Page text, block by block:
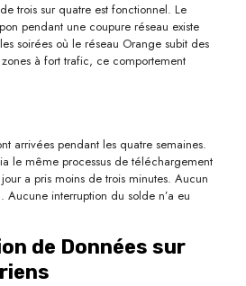
trois sur quatre est fonctionnel. Le
pendant une coupure réseau existe
soirées où le réseau Orange subit des
à fort trafic, ce comportement
arrivées pendant les quatre semaines.
le même processus de téléchargement
a pris moins de trois minutes. Aucun
Aucune interruption du solde n’a eu
de Données sur